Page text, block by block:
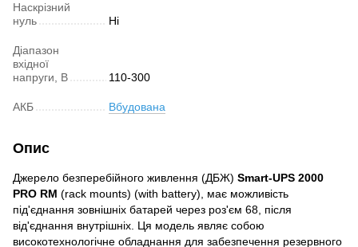
Наскрізний
нуль
Ні
Діапазон
вхідної
напруги, В
110-300
АКБ Вбудована
Опис
Джерело безперебійного живлення (ДБЖ) Smart-UPS 2000
PRO RM (rack mounts) (with battery), має можливість
під'єднання зовнішніх батарей через роз'єм 68, після
від'єднання внутрішніх. Ця модель являє собою
високотехнологічне обладнання для забезпечення резервного